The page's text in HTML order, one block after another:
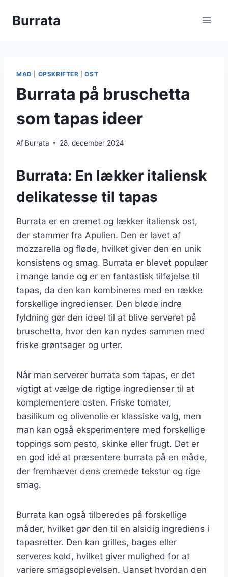
Burrata
MAD OPSKRIFTER |OST
Burrata på bruschetta
som tapas ideer
Af Burrata 28. december 2024
Burrata: En lækker italiensk
delikatesse til tapas
Burrata er en cremet og lækker italiensk ost,
der stammer fra Apulien. Den er lavet af
mozzarella og fløde, hvilket giver den en unik
konsistens og smag. Burrata er blevet populær
i mange lande og er en fantastisk tilføjelse til
tapas, da den kan kombineres med en række
forskellige ingredienser. Den bløde indre
fyldning gør den ideel til at blive serveret på
bruschetta, hvor den kan nydes sammen med
friske grøntsager og urter.
Når man serverer burrata som tapas, er det
vigtigt at vælge de rigtige ingredienser til at
komplementere osten. Friske tomater,
basilikum og olivenolie er klassiske valg, men
man kan også eksperimentere med forskellige
toppings som pesto, skinke eller frugt. Det er
en god idé at præsentere burrata på en måde,
der fremhæver dens cremede tekstur og rige
smag.
Burrata kan også tilberedes på forskellige
måder, hvilket gør den til en alsidig ingrediens i
tapasretter. Den kan grilles, bages eller
serveres kold, hvilket giver mulighed for at
variere smagsoplevelsen. Uanset hvordan den